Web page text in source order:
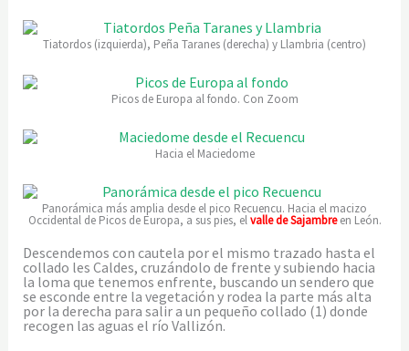
Tiatordos (izquierda), Peña Taranes (derecha) y Llambria (centro)
Picos de Europa al fondo. Con Zoom
Hacia el Maciedome
Panorámica más amplia desde el pico Recuencu. Hacia el macizo
Occidental de Picos de Europa, a sus pies, elvalle de Sajambreen León.
Descendemos con cautela por el mismo trazado hasta el
collado les Caldes, cruzándolo de frente y subiendo hacia
la loma que tenemos enfrente, buscando un sendero que
se esconde entre la vegetación y rodea la parte más alta
por la derecha para salir a un pequeño collado (1) donde
recogen las aguas el río Vallizón.